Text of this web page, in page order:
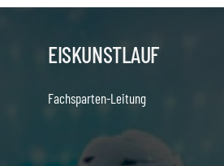
EISKUNSTLAUF
Fachsparten-Leitung